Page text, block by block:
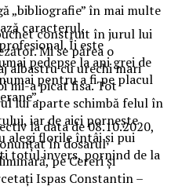
„bibliografie” în mai multe
caracterul,
Îi este
pedepse la ani grei de
pentru a fi pe placul
la data de 08.10.2020,
în dosarul
pe Cereri și
Ispas Constantin –
construit în jurul lui
Mi se părea o
albastru cu urechi mari
mi-a picat fisa. Tot
lui aparte schimbă felul în
iar de aici pornește
alegi florile întâi și pui
totul invers, pornind de la